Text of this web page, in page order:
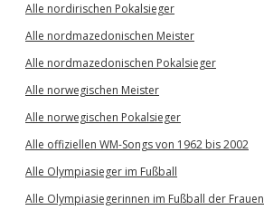
Alle nordirischen Pokalsieger
Alle nordmazedonischen Meister
Alle nordmazedonischen Pokalsieger
Alle norwegischen Meister
Alle norwegischen Pokalsieger
Alle offiziellen WM-Songs von 1962 bis 2002
Alle Olympiasieger im Fußball
Alle Olympiasiegerinnen im Fußball der Frauen